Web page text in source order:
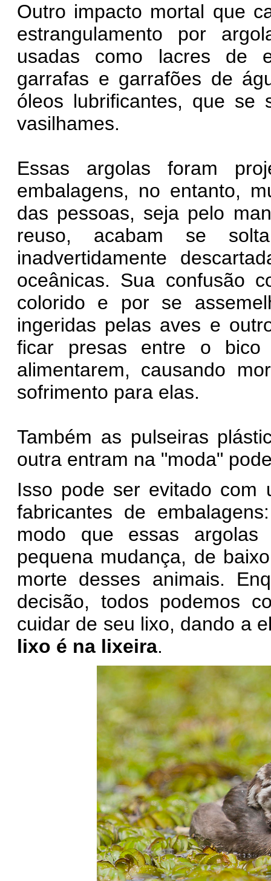
Outro impacto mortal que
estrangulamento por
usadas como lacres de
garrafas e garrafões de
óleos lubrificantes, que se
vasilhames.
Essas argolas foram
embalagens, no entanto,
das pessoas, seja pelo
reuso, acabam se
inadvertidamente
oceânicas. Sua confusão
colorido e por se
ingeridas pelas aves e
ficar presas entre o
alimentarem, causando
sofrimento para elas.
Também as pulseiras
outra entram na "moda"
Isso pode ser evitado com
fabricantes de
modo que essas
pequena mudança, de
morte desses animais.
decisão, todos podemos
cuidar de seu lixo, dando a
lixo é na lixeira.